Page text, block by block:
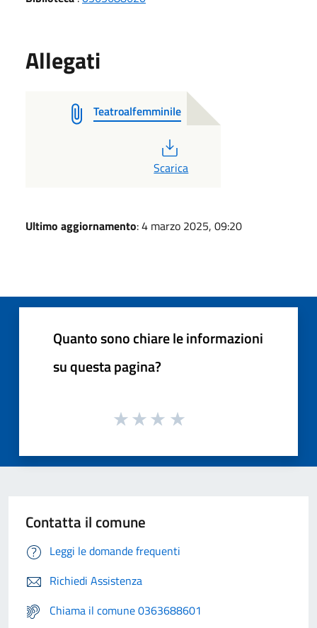
Allegati
Teatroalfemminile
Scarica
Ultimo aggiornamento: 4 marzo 2025, 09:20
Quanto sono chiare le informazioni
su questa pagina?
Contatta il comune
Leggi le domande frequenti
Richiedi Assistenza
Chiama il comune 0363688601